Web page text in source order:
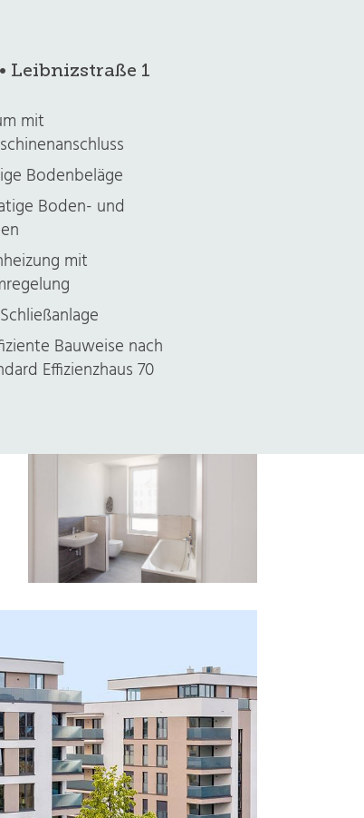
Leibnizstraße 1
mit
Bodenbeläge
Boden- und
mit
Bauweise nach
Effizienzhaus 70